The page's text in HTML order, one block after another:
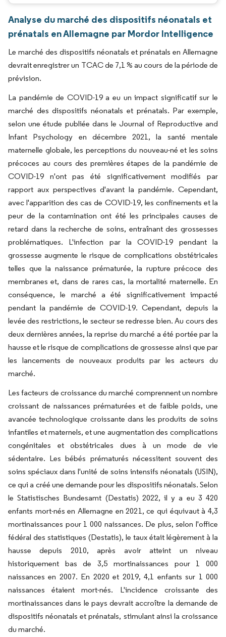
Analyse du marché des dispositifs néonatals et
prénatals en Allemagne par Mordor Intelligence
Le marché des dispositifs néonatals et prénatals en Allemagne
devrait enregistrer un TCAC de 7,1 % au cours de la période de
prévision.
La pandémie de COVID-19 a eu un impact significatif sur le
marché des dispositifs néonatals et prénatals. Par exemple,
selon une étude publiée dans le Journal of Reproductive and
Infant Psychology en décembre 2021, la santé mentale
maternelle globale, les perceptions du nouveau-né et les soins
précoces au cours des premières étapes de la pandémie de
COVID-19 n'ont pas été significativement modifiés par
rapport aux perspectives d'avant la pandémie. Cependant,
avec l'apparition des cas de COVID-19, les confinements et la
peur de la contamination ont été les principales causes de
retard dans la recherche de soins, entraînant des grossesses
problématiques. L'infection par la COVID-19 pendant la
grossesse augmente le risque de complications obstétricales
telles que la naissance prématurée, la rupture précoce des
membranes et, dans de rares cas, la mortalité maternelle. En
conséquence, le marché a été significativement impacté
pendant la pandémie de COVID-19. Cependant, depuis la
levée des restrictions, le secteur se redresse bien. Au cours des
deux dernières années, la reprise du marché a été portée par la
hausse et le risque de complications de grossesse ainsi que par
les lancements de nouveaux produits par les acteurs du
marché.
Les facteurs de croissance du marché comprennent un nombre
croissant de naissances prématurées et de faible poids, une
avancée technologique croissante dans les produits de soins
infantiles et maternels, et une augmentation des complications
congénitales et obstétricales dues à un mode de vie
sédentaire. Les bébés prématurés nécessitent souvent des
soins spéciaux dans l'unité de soins intensifs néonatals (USIN),
ce qui a créé une demande pour les dispositifs néonatals. Selon
le Statistisches Bundesamt (Destatis) 2022, il y a eu 3 420
enfants mort-nés en Allemagne en 2021, ce qui équivaut à 4,3
mortinaissances pour 1 000 naissances. De plus, selon l'office
fédéral des statistiques (Destatis), le taux était légèrement à la
hausse depuis 2010, après avoir atteint un niveau
historiquement bas de 3,5 mortinaissances pour 1 000
naissances en 2007. En 2020 et 2019, 4,1 enfants sur 1 000
naissances étaient mort-nés. L'incidence croissante des
mortinaissances dans le pays devrait accroître la demande de
dispositifs néonatals et prénatals, stimulant ainsi la croissance
du marché.